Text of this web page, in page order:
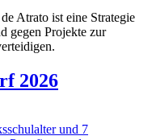
Atrato ist eine Strategie
gegen Projekte zur
2026